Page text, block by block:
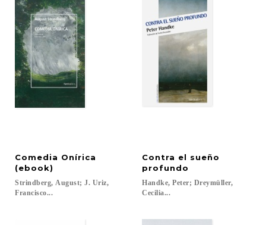
Comedia Onírica
(ebook)
Strindberg, August; J. Uriz,
Francisco...
Contra el sueño
profundo
Handke, Peter; Dreymüller,
Cecilia...